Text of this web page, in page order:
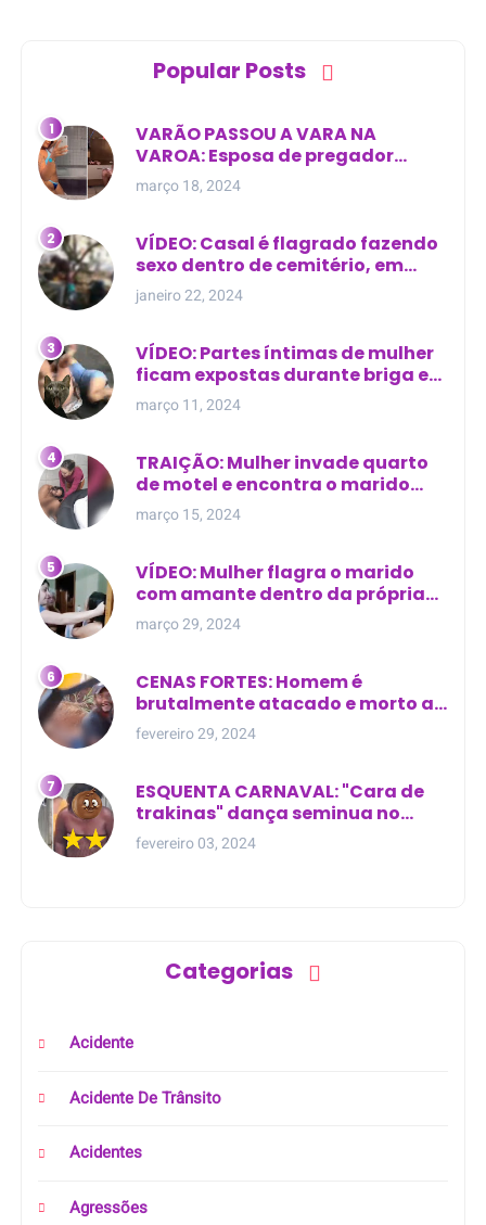
Popular Posts
VARÃO PASSOU A VARA NA
VAROA: Esposa de pregador
evangélico descobre
relacionamento extra-conjugal
março 18, 2024
VÍDEO: Casal é flagrado fazendo
sexo dentro de cemitério, em
cima de túmulo no Maranhão
janeiro 22, 2024
VÍDEO: Partes íntimas de mulher
ficam expostas durante briga em
Manaus
março 11, 2024
TRAIÇÃO: Mulher invade quarto
de motel e encontra o marido
com outra na cama
março 15, 2024
VÍDEO: Mulher flagra o marido
com amante dentro da própria
residência
março 29, 2024
CENAS FORTES: Homem é
brutalmente atacado e morto a
golpes de facão em joão lisboa
fevereiro 29, 2024
ESQUENTA CARNAVAL: "Cara de
trakinas" dança seminua no
meio da rua na Bahia
fevereiro 03, 2024
Categorias
Acidente
Acidente De Trânsito
Acidentes
Agressões